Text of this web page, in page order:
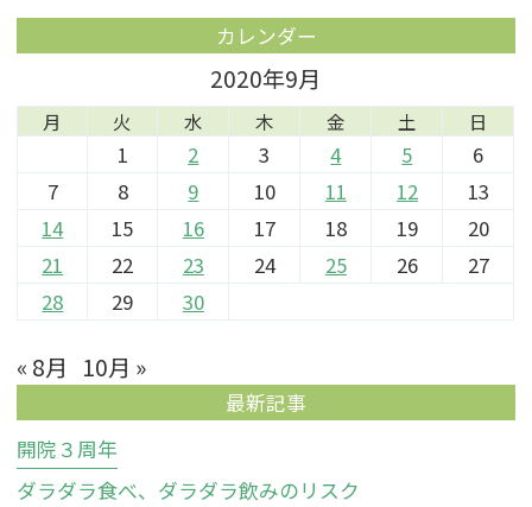
カレンダー
2020年9月
月 火 水 木 金 土 日
1 2 3 4 5
6
7
8 9 10 11 12
13
14
15 16 17 18 19
20
21
22 23 24 25 26
27
28
29 30
« 8月 10月 »
最新記事
開院３周年
ダラダラ食べ、ダラダラ飲みのリスク